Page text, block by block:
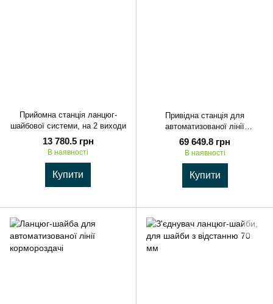
Прийомна станція ланцюг-
шайбової системи, на 2 виходи
13 780.5 грн
В наявності
Купити
Привідна станція для
автоматизованої лінії
кормороздачі
69 649.8 грн
В наявності
Купити